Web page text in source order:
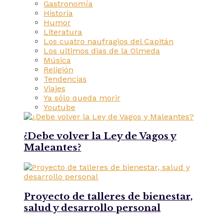
Gastronomía
Historia
Humor
Literatura
Los cuatro naufragios del Capitán
Los ultimos dias de la Olmeda
Música
Religión
Tendencias
Viajes
Ya sólo queda morir
Youtube
¿Debe volver la Ley de Vagos y
Maleantes?
Proyecto de talleres de bienestar,
salud y desarrollo personal